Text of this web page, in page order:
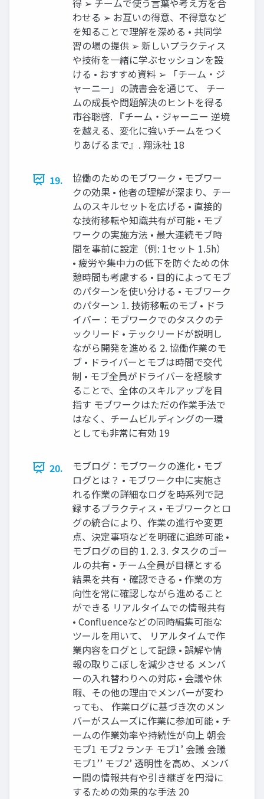
わせる ➢ お互いの得意、不得意など
を知ることで理解を深める • 共同学
習の場の提供 ➢ 新しいプラクティス
や技術を一緒に学ぶセッションを設
ける • おすすめ資料 ➢ 「チーム・ジ
ャーニー」の読書会を通じて、 チー
ムの成長や問題解決のヒントを得る
市谷聡啓. 『チーム・ジャーニー 逆境
を越える、変化に強いチームをつく
りあげるまで』. 翔泳社 18
19.
協働のためのモブワーク • モブワー
クの効果 • 他者の理解が深まり、チー
ムのスキルセットを広げる • 直接的
な技術移転や知識共有が可能 • モブ
ワークの実施方法 • 最大連続モブ時
間を事前に設定（例: 1セット 1.5h）
• 疲労や集中力の低下を防ぐための休
憩時間も考慮する • 目的によってモブ
のパターンを使い分ける • モブワーク
のパターン 1. 技術移転のモブ • ドラ
イバー：モブワークでのタスクのテ
ックリード • テックリードが説明し
ながら開発を進める 2. 協働作業のモ
ブ • ドライバーとモブは時間で交代
制 • モブ全員がドライバーを経験す
ることで、全体のスキルアップを目
指す モブワークはただの作業手法で
はなく、チームビルディングの一環
としても非常に有効 19
20.
モブログ：モブワークの進化 • モブ
ログとは？ • モブワーク中に実施さ
れる作業の詳細なログを時系列で記
録するプラクティス • モブワークとロ
グの統合により、作業の進行や変更
点、決定事項などを明確に追跡可能 •
モブログの目的 1. 2. 3. タスクのゴー
ルの共有 • チーム全員が目標とする
結果を共有・確認できる • 作業の方
向性を常に確認しながら進めること
ができる リアルタイムでの情報共有
• Confluenceなどの同時編集可能な
ツールを用いて、 リアルタイムで作
業内容をログとして記録 • 誤解や情
報の取りこぼしを減少させる メンバ
ーの入れ替わりへの対応 • 会議や休
暇、その他の理由でメンバーが変わ
っても、 作業ログに基づき次のメン
バーがスムーズに作業に参加可能 • チ
ームの作業効率や持続性が向上 朝会
モブ1 モブ2 ランチ モブ1’ 会議 会議
モブ1’’ モブ2’ 透明性を高め、メンバ
ー間の情報共有や引き継ぎを円滑に
するための効果的な手法 20